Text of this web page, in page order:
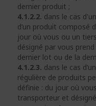
dernier produit ;
4.1.2.2. dans le cas
d’un produit composé
jour où vous ou un
désigné par vous
dernier lot ou de la
4.1.2.3. dans le cas
régulière de produits
définie : du jour où
transporteur et